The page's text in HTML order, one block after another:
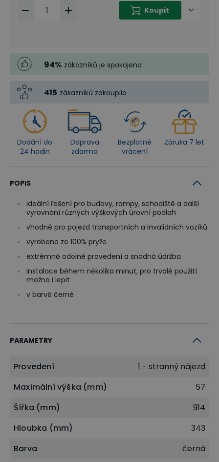
Koupit
94% zákazníků je spokojeno
415 zákazníků zakoupilo
Dodání do
24 hodin
Doprava
zdarma
Bezplatné
vrácení
Záruka 7 let
POPIS
ideální řešení pro budovy, rampy, schodiště a další
vyrovnání různých výškových úrovní podlah
vhodné pro pojezd transportních a invalidních vozíků
vyrobeno ze 100% pryže
extrémně odolné provedení a snadná údržba
instalace během několika minut, pro trvalé použití
možno i lepit
v barvě černé
PARAMETRY
Provedení
1 - stranný nájezd
Maximální výška (mm)
57
Šířka (mm)
914
Hloubka (mm)
343
Barva
černá